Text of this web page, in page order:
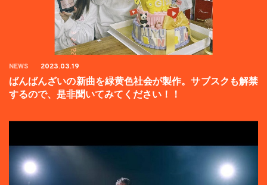
NEWS 2023.03.19
ばんばんざいの新曲を緑黄色社会が製作。サブスクも解禁
するので、是非聞いてみてください！！